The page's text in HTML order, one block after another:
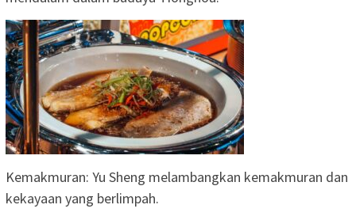
Kemakmuran: Yu Sheng melambangkan kemakmuran dan
kekayaan yang berlimpah.